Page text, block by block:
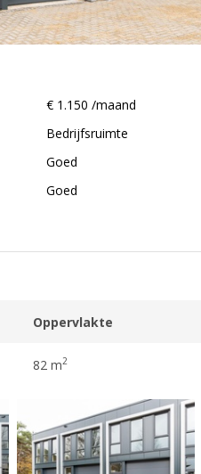
€ 1.150 /maand
Bedrijfsruimte
Goed
Goed
Oppervlakte
82 m2